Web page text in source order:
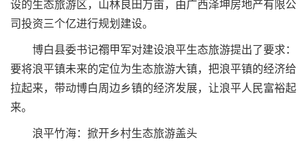
设的生态旅游区，山林良田万亩，由广西泽坤房地产有限公
司投资三个亿进行规划建设。
博白县委书记禤甲军对建设浪平生态旅游提出了要求：
要将浪平镇未来的定位为生态旅游大镇，把浪平镇的经济给
拉起来，带动博白周边乡镇的经济发展，让浪平人民富裕起
来。
浪平竹海：掀开乡村生态旅游盖头